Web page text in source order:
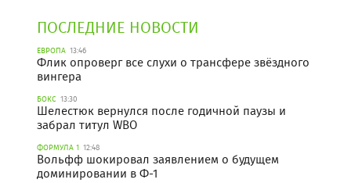
ПОСЛЕДНИЕ НОВОСТИ
ЕВРОПА 13:46
Флик опроверг все слухи о трансфере звёздного
вингера
БОКС 13:30
Шелестюк вернулся после годичной паузы и
забрал титул WBO
ФОРМУЛА 1 12:48
Вольфф шокировал заявлением о будущем
доминировании в Ф-1